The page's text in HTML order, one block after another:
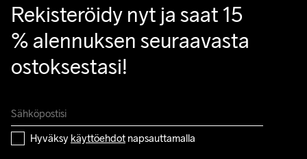
Rekisteröidy nyt ja saat 15
% alennuksen seuraavasta
ostoksestasi!
Hyväksy käyttöehdot napsauttamalla